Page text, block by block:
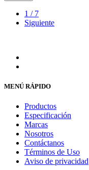
1 / 7
Siguiente
MENÚ RÁPIDO
Productos
Especificación
Marcas
Nosotros
Contáctanos
Términos de Uso
Aviso de privacidad